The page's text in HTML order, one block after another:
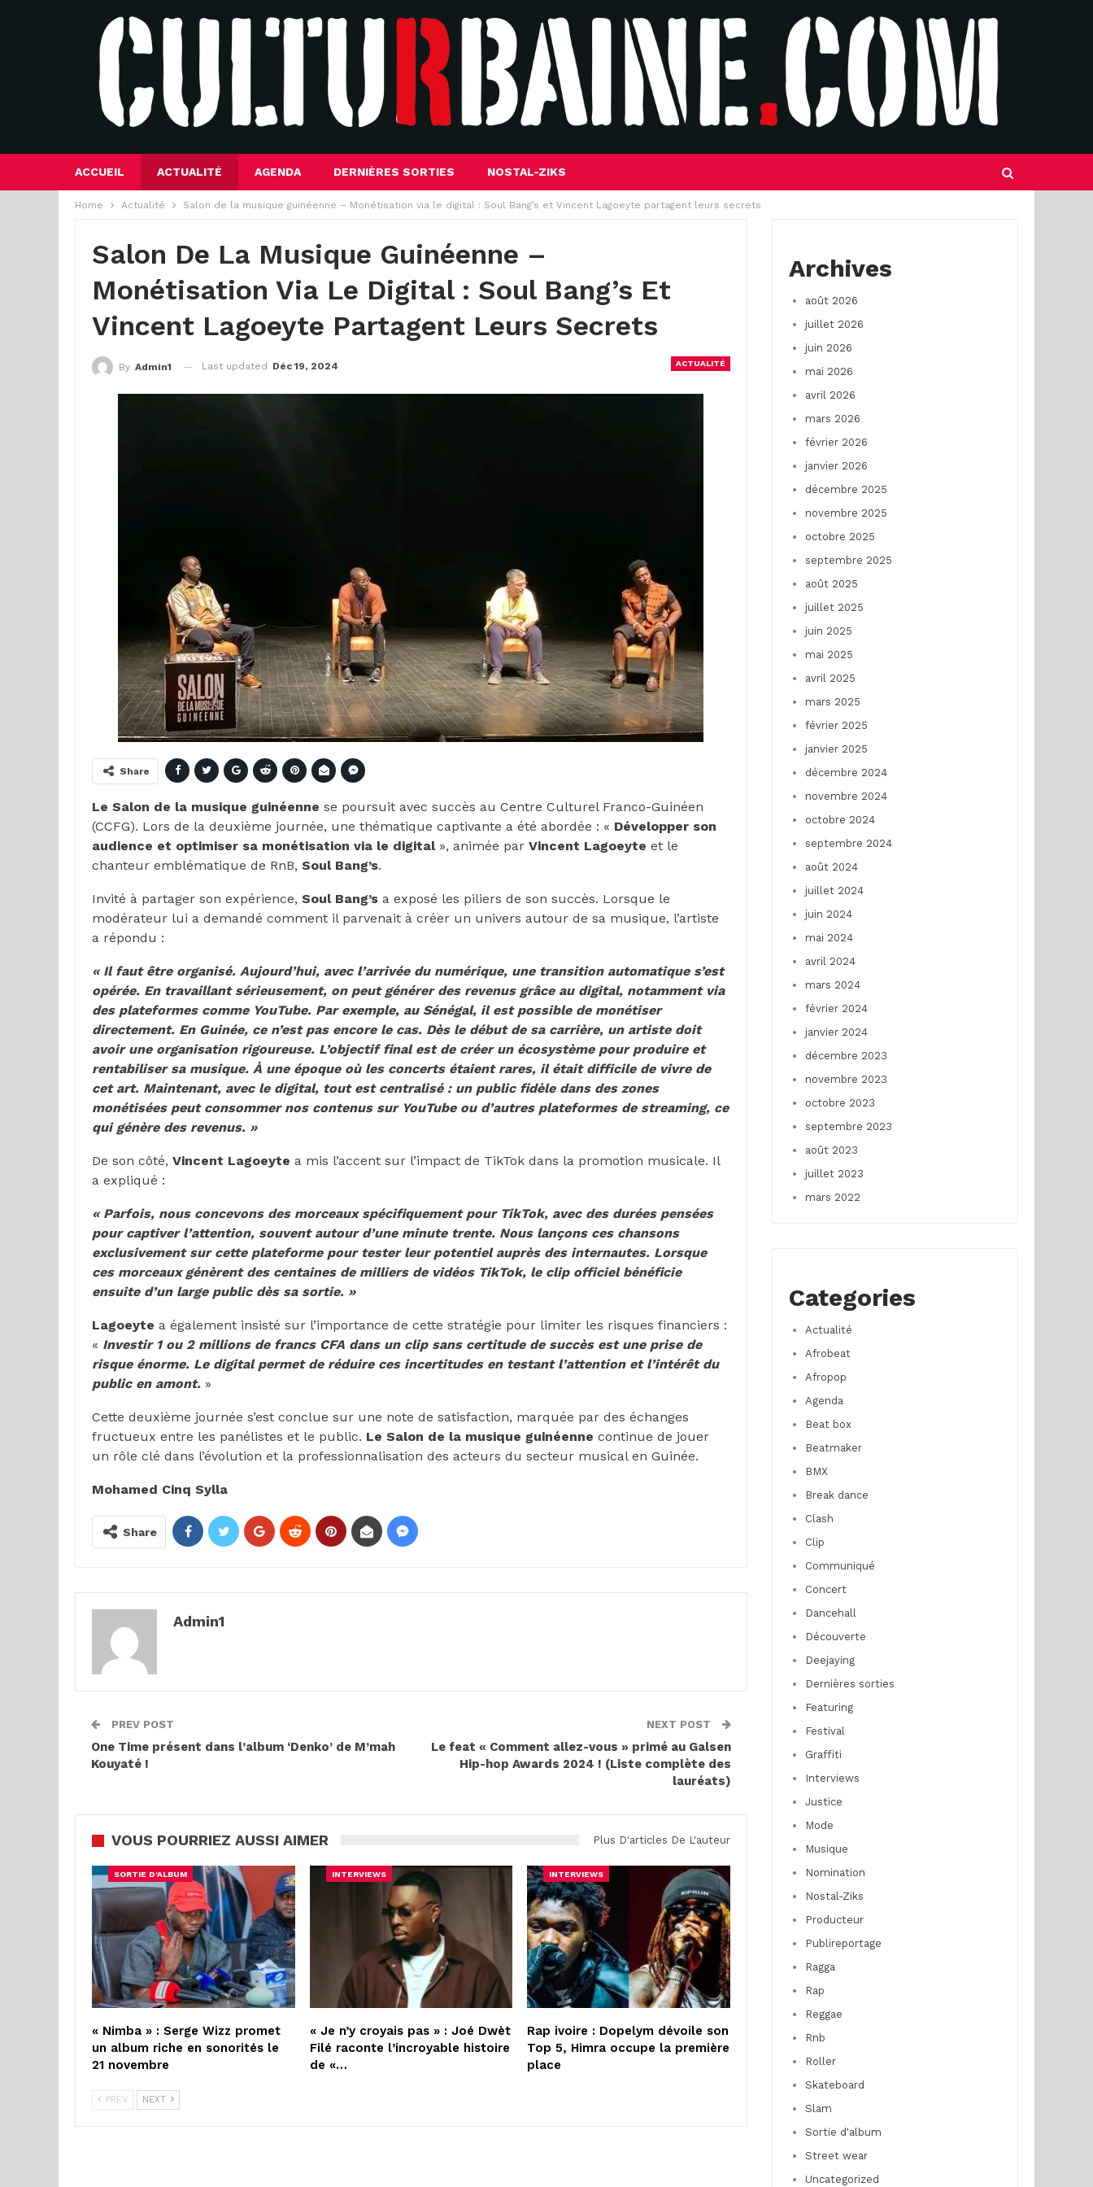
ACCUEIL ACTUALITÉ AGENDA DERNIÈRES SORTIES NOSTAL-ZIKS
Home Actualité Salon de la musique guinéenne – Monétisation via le digital : Soul Bang’s et Vincent Lagoeyte partagent leurs secrets
Salon De La Musique Guinéenne –
Monétisation Via Le Digital : Soul Bang’s Et
Vincent Lagoeyte Partagent Leurs Secrets
ACTUALITÉ
By Admin1 Last updated Déc 19, 2024
Share
Le Salon de la musique guinéenne se poursuit avec succès au Centre Culturel Franco-Guinéen
(CCFG). Lors de la deuxième journée, une thématique captivante a été abordée : « Développer son
audience et optimiser sa monétisation via le digital», animée par Vincent Lagoeyte et le
chanteur emblématique de RnB, Soul Bang’s.
Invité à partager son expérience, Soul Bang’s a exposé les piliers de son succès. Lorsque le
modérateur lui a demandé comment il parvenait à créer un univers autour de sa musique, l’artiste
a répondu :
« Il faut être organisé. Aujourd’hui, avec l’arrivée du numérique, une transition automatique s’est
opérée. En travaillant sérieusement, on peut générer des revenus grâce au digital, notamment via
des plateformes comme YouTube. Par exemple, au Sénégal, il est possible de monétiser
directement. En Guinée, ce n’est pas encore le cas. Dès le début de sa carrière, un artiste doit
avoir une organisation rigoureuse. L’objectif final est de créer un écosystème pour produire et
rentabiliser sa musique. À une époque où les concerts étaient rares, il était difficile de vivre de
cet art. Maintenant, avec le digital, tout est centralisé : un public fidèle dans des zones
monétisées peut consommer nos contenus sur YouTube ou d’autres plateformes de streaming, ce
qui génère des revenus. »
De son côté, Vincent Lagoeyte a mis l’accent sur l’impact de TikTok dans la promotion musicale. Il
a expliqué :
« Parfois, nous concevons des morceaux spécifiquement pour TikTok, avec des durées pensées
pour captiver l’attention, souvent autour d’une minute trente. Nous lançons ces chansons
exclusivement sur cette plateforme pour tester leur potentiel auprès des internautes. Lorsque
ces morceaux génèrent des centaines de milliers de vidéos TikTok, le clip officiel bénéficie
ensuite d’un large public dès sa sortie. »
Lagoeyte a également insisté sur l’importance de cette stratégie pour limiter les risques financiers :
« Investir 1 ou 2 millions de francs CFA dans un clip sans certitude de succès est une prise de
risque énorme. Le digital permet de réduire ces incertitudes en testant l’attention et l’intérêt du
public en amont. »
Cette deuxième journée s’est conclue sur une note de satisfaction, marquée par des échanges
fructueux entre les panélistes et le public. Le Salon de la musique guinéenne continue de jouer
un rôle clé dans l’évolution et la professionnalisation des acteurs du secteur musical en Guinée.
Mohamed Cinq Sylla
Share
Admin1
PREV POST
One Time présent dans l’album ‘Denko’ de M’mah
Kouyaté !
NEXT POST
Le feat « Comment allez-vous » primé au Galsen
Hip-hop Awards 2024 ! (Liste complète des
lauréats)
VOUS POURRIEZ AUSSI AIMER Plus D'articles De L'auteur
SORTIE D'ALBUM
« Nimba » : Serge Wizz promet
un album riche en sonorités le
21 novembre
INTERVIEWS
« Je n’y croyais pas » : Joé Dwèt
Filé raconte l’incroyable histoire
de «…
INTERVIEWS
Rap ivoire : Dopelym dévoile son
Top 5, Himra occupe la première
place
PREV NEXT
Archives
août 2026
juillet 2026
juin 2026
mai 2026
avril 2026
mars 2026
février 2026
janvier 2026
décembre 2025
novembre 2025
octobre 2025
septembre 2025
août 2025
juillet 2025
juin 2025
mai 2025
avril 2025
mars 2025
février 2025
janvier 2025
décembre 2024
novembre 2024
octobre 2024
septembre 2024
août 2024
juillet 2024
juin 2024
mai 2024
avril 2024
mars 2024
février 2024
janvier 2024
décembre 2023
novembre 2023
octobre 2023
septembre 2023
août 2023
juillet 2023
mars 2022
Categories
Actualité
Afrobeat
Afropop
Agenda
Beat box
Beatmaker
BMX
Break dance
Clash
Clip
Communiqué
Concert
Dancehall
Découverte
Deejaying
Dernières sorties
Featuring
Festival
Graffiti
Interviews
Justice
Mode
Musique
Nomination
Nostal-Ziks
Producteur
Publireportage
Ragga
Rap
Reggae
Rnb
Roller
Skateboard
Slam
Sortie d'album
Street wear
Uncategorized